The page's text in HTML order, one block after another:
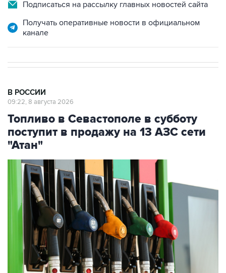
Подписаться на рассылку главных новостей сайта
Получать оперативные новости в официальном
канале
В РОССИИ
09:22, 8 августа 2026
Топливо в Севастополе в субботу
поступит в продажу на 13 АЗС сети
"Атан"